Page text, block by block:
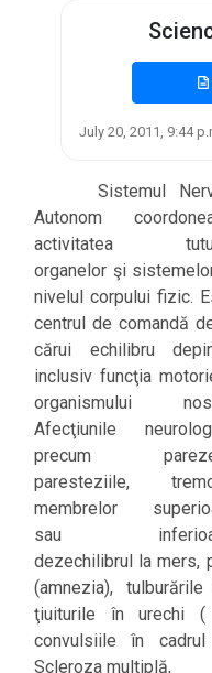
July 20, 2011, 9:44
Sistemul
Autonom
activitatea
organelor şi
nivelul corpului fizic.
centrul de comandă
cărui echilibru
inclusiv funcţia
organismului
Afecţiunile
precum
paresteziile,
membrelor
sau
dezechilibrul la mers,
(amnezia),
ţiuiturile în urechi
convulsiile în
Scleroza multiplă,